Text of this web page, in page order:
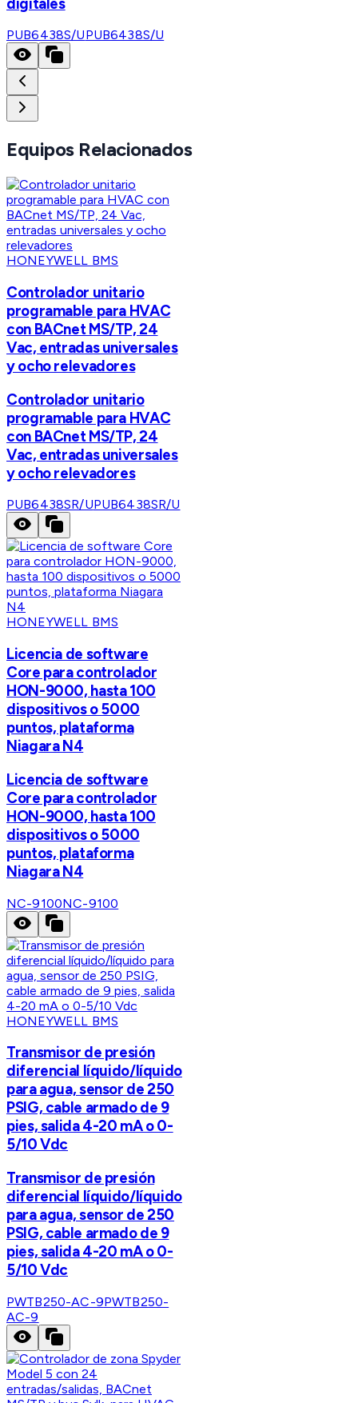
PUB6438S/UPUB6438S/U
Equipos Relacionados
HONEYWELL BMS
Controlador unitario
programable para HVAC
con BACnet MS/TP, 24
Vac, entradas universales
y ocho relevadores
Controlador unitario
programable para HVAC
con BACnet MS/TP, 24
Vac, entradas universales
y ocho relevadores
PUB6438SR/UPUB6438SR/U
HONEYWELL BMS
Licencia de software
Core para controlador
HON-9000, hasta 100
dispositivos o 5000
puntos, plataforma
Niagara N4
Licencia de software
Core para controlador
HON-9000, hasta 100
dispositivos o 5000
puntos, plataforma
Niagara N4
NC-9100NC-9100
HONEYWELL BMS
Transmisor de presión
diferencial líquido/líquido
para agua, sensor de 250
PSIG, cable armado de 9
pies, salida 4-20 mA o 0-
5/10 Vdc
Transmisor de presión
diferencial líquido/líquido
para agua, sensor de 250
PSIG, cable armado de 9
pies, salida 4-20 mA o 0-
5/10 Vdc
PWTB250-AC-9PWTB250-
AC-9